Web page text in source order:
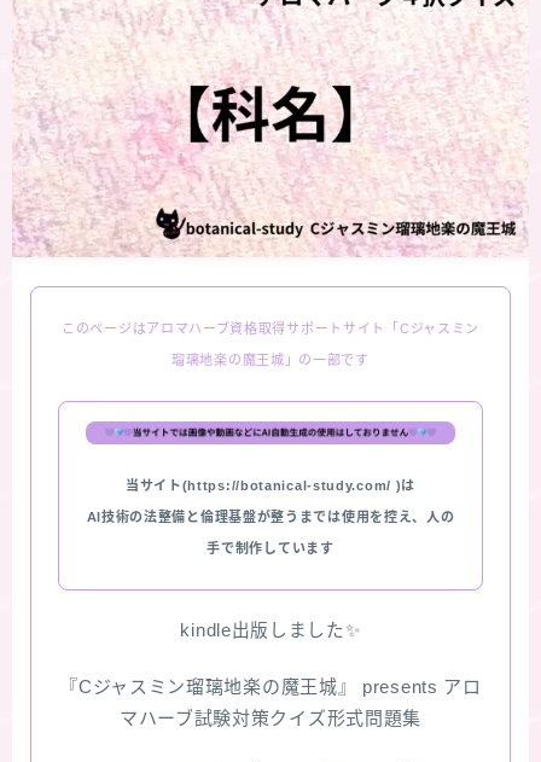
サイトマップ
このページはアロマハーブ資格取得サポートサイト「Cジャスミン
瑠璃地楽の魔王城」の一部です
当サイト(https://botanical-study.com/ )は
AI技術の法整備と倫理基盤が整うまでは使用を控え、人の
手で制作しています
kindle出版しました✨
『Cジャスミン瑠璃地楽の魔王城』 presents アロ
マハーブ試験対策クイズ形式問題集